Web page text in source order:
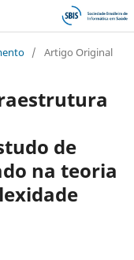
/ Artigo Original
de
na teoria